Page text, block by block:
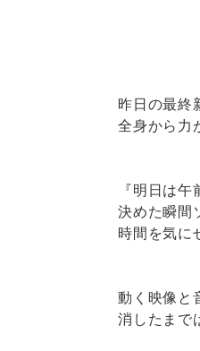
昨日の最終
全身から力
『明日は
決めた瞬間
時間を気に
動く映像と
消したまで